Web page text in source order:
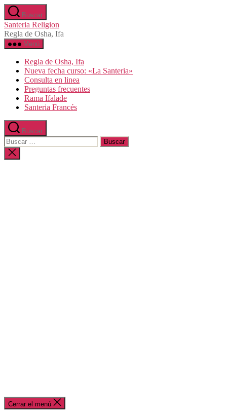
Saltar
al
contenido
Buscar
Santeria Religion
Regla de Osha, Ifa
Menú
Regla de Osha, Ifa
Nueva fecha curso: «La Santeria»
Consulta en linea
Preguntas frecuentes
Rama Ifalade
Santeria Francés
Buscar
Buscar:
Cerrar
la
Cerrar el menú